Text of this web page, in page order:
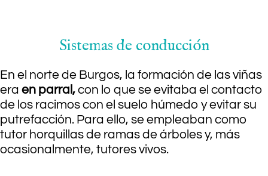
Sistemas de conducción
En el norte de Burgos, la formación de las viñas
era en parral,con lo que se evitaba el contacto
de los racimos con el suelo húmedo y evitar su
putrefacción. Para ello, se empleaban como
tutor horquillas de ramas de árboles y, más
ocasionalmente, tutores vivos.